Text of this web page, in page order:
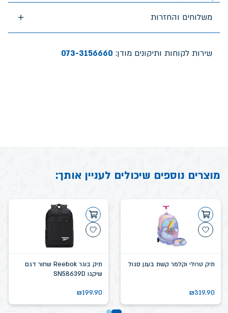
משלוחים והחזרות
שירות לקוחות ותיקונים מודן: 073-3156660
מוצרים נוספים שיכולים לעניין אותך:
תיק טרולי וקלמר קשת בענן סגול
₪319.90
תיק בוגר Reebok שחור דגם
שיקגו SN58639D
₪199.90